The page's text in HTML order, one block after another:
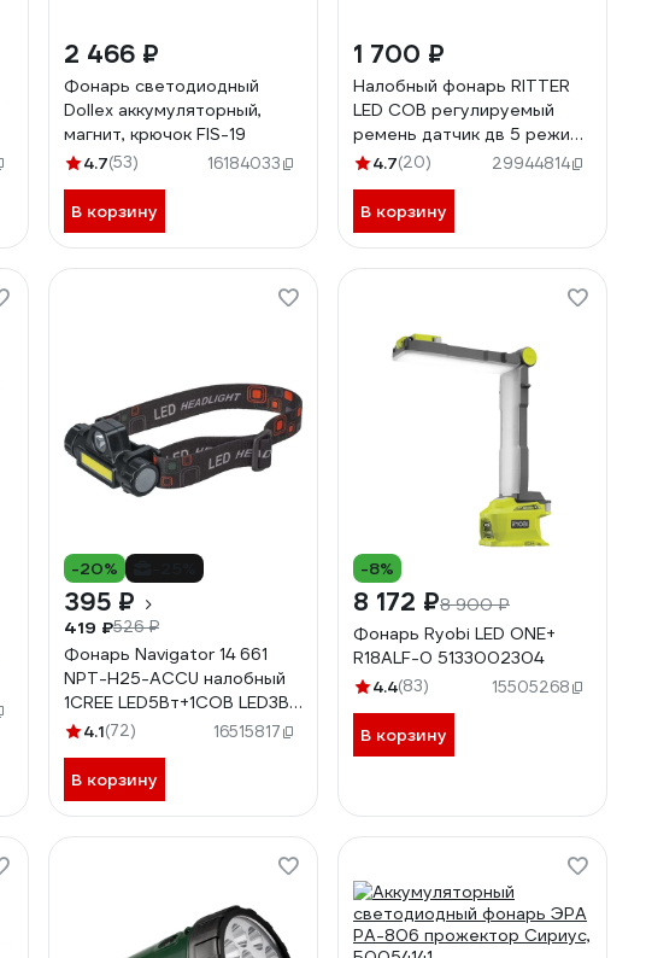
2 466 ₽
Фонарь светодиодный
Dollex аккумуляторный,
магнит, крючок FIS-19
4.7(53) 16184033
В корзину
1 700 ₽
Налобный фонарь RITTER
LED COB регулируемый
ремень датчик дв 5 режима
7Вт+3Вт 1200 мАч 600Лм
4.7(20) 29944814
В корзину
-20%
395 ₽
419 ₽526 ₽
Фонарь Navigator 14 661
NPT-H25-ACCU налобный
1CREE LED5Вт+1COB LED3Вт,
Li-ion 1,2Ач 14661
4.1(72) 16515817
В корзину
-8%
8 172 ₽8 900 ₽
Фонарь Ryobi LED ONE+
R18ALF-0 5133002304
4.4(83) 15505268
В корзину